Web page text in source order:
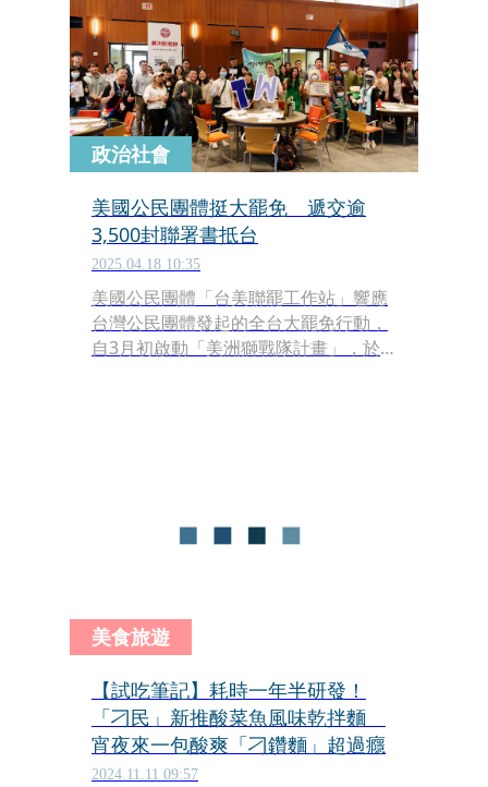
政治社會
美國公民團體挺大罷免 遞交逾
3,500封聯署書抵台
2025.04.18 10:35
美國公民團體「台美聯罷工作站」響應
台灣公民團體發起的全台大罷免行動，
自3月初啟動「美洲獅戰隊計畫」，於
薇、徐巧芯、李彥秀、賴士葆，皆為台
美食旅遊
【試吃筆記】耗時一年半研發！
「刁民」新推酸菜魚風味乾拌麵
宵夜來一包酸爽「刁鑽麵」超過癮
2024.11.11 09:57